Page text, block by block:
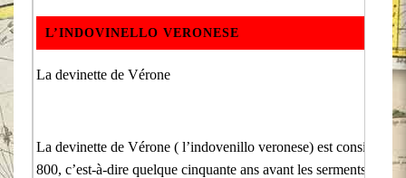
L’INDOVINELLO VERONESE
La devinette de Vérone
La devinette de Vérone ( l’indovenillo veronese) est considérée
800, c’est-à-dire quelque cinquante ans avant les serments de